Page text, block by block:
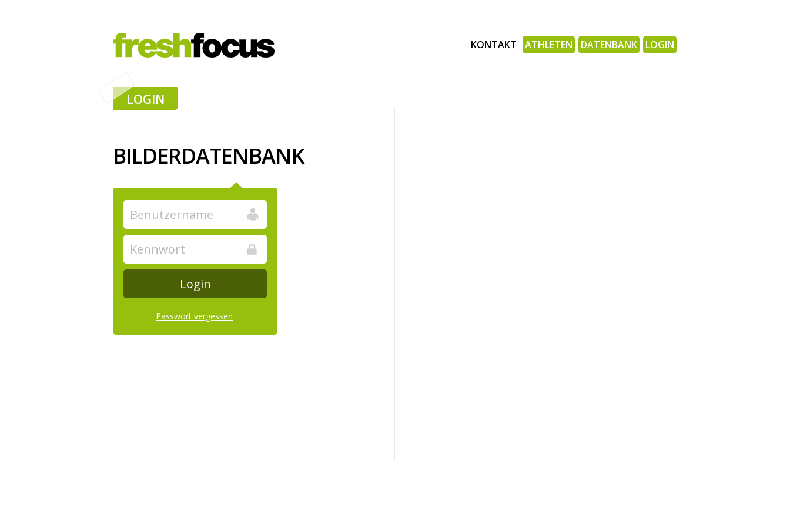
KONTAKT ATHLETEN DATENBANK LOGIN
LOGIN
BILDERDATENBANK
Passwort vergessen